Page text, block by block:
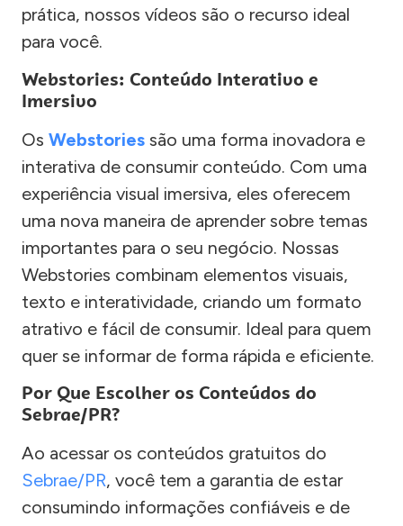
prática, nossos vídeos são o recurso ideal
para você.
Webstories: Conteúdo Interativo e
Imersivo
Os Webstories são uma forma inovadora e
interativa de consumir conteúdo. Com uma
experiência visual imersiva, eles oferecem
uma nova maneira de aprender sobre temas
importantes para o seu negócio. Nossas
Webstories combinam elementos visuais,
texto e interatividade, criando um formato
atrativo e fácil de consumir. Ideal para quem
quer se informar de forma rápida e eficiente.
Por Que Escolher os Conteúdos do
Sebrae/PR?
Ao acessar os conteúdos gratuitos do
Sebrae/PR, você tem a garantia de estar
consumindo informações confiáveis e de